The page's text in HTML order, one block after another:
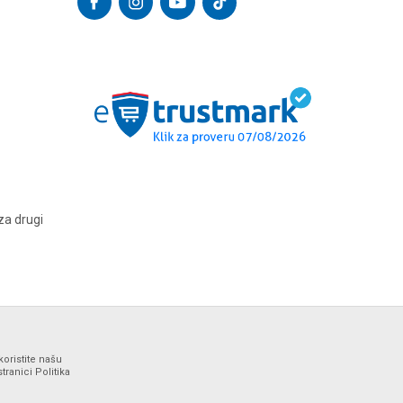
drugi
našu
Politika